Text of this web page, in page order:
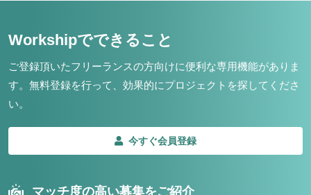
Workshipでできること
ご登録頂いたフリーランスの方向けに便利な専用機能がありま
す。 無料登録を行って、効果的にプロジェクトを探してくださ
い。
今すぐ会員登録
マッチ度の高い募集をご紹介